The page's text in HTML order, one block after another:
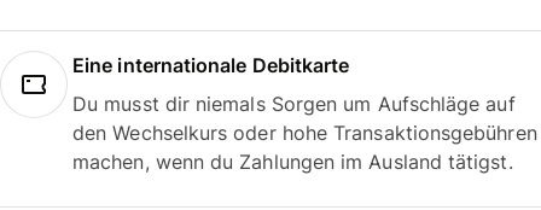
Eine internationale Debitkarte
Du musst dir niemals Sorgen um Aufschläge auf
den Wechselkurs oder hohe Transaktionsgebühren
machen, wenn du Zahlungen im Ausland tätigst.